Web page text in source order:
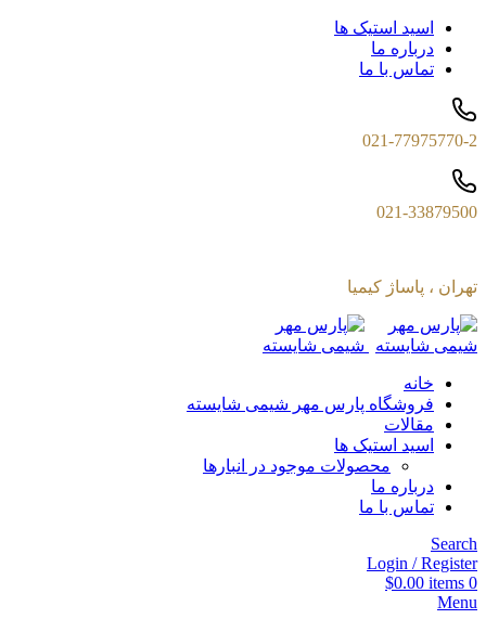
اسید استیک ها
درباره ما
تماس با ما
021-77975770-2
021-33879500
تهران ، پاساژ کیمیا
خانه
فروشگاه پارس مهر شیمی شایسته
مقالات
اسید استیک ها
محصولات موجود در انبارها
درباره ما
تماس با ما
Search
Login / Register
0
items
$0.00
Menu